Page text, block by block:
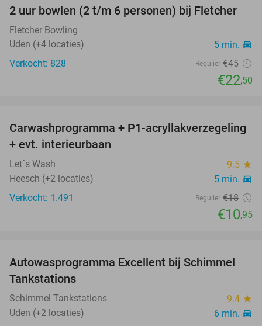
50%
2 uur bowlen (2 t/m 6 personen) bij Fletcher
Fletcher Bowling
Uden (+4 locaties)
5 min. directions_car
Verkocht: 828 Regulier €45
€22,50
39%
Carwashprogramma + P1-acryllakverzegeling
+ evt. interieurbaan
Let´s Wash 9.5 star
Heesch (+2 locaties) 5 min. directions_car
Verkocht: 1.491 Regulier €18
€10,95
50%
Autowasprogramma Excellent bij Schimmel
Tankstations
Schimmel Tankstations 9.4 star
Uden (+2 locaties) 6 min. directions_car